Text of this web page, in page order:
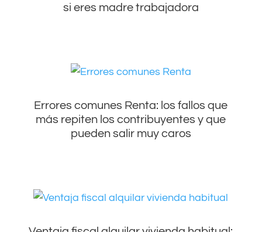
si eres madre trabajadora
Errores comunes Renta: los fallos que
más repiten los contribuyentes y que
pueden salir muy caros